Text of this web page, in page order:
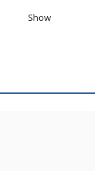
Show